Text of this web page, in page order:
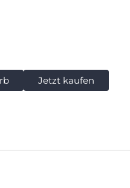
Jetzt kaufen